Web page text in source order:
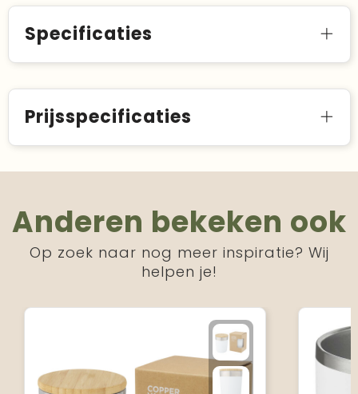
Specificaties
Prijsspecificaties
Anderen bekeken ook
Op zoek naar nog meer inspiratie? Wij
helpen je!